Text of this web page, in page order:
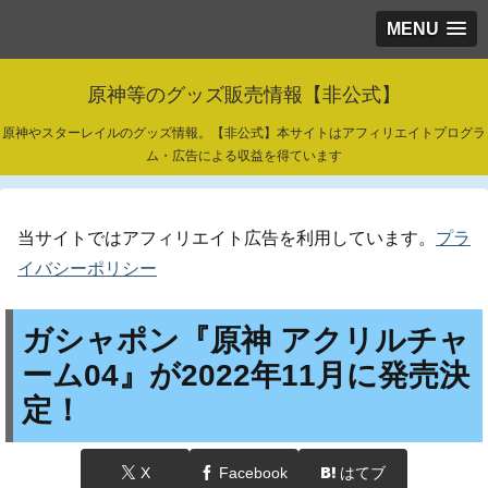
MENU
原神等のグッズ販売情報【非公式】
原神やスターレイルのグッズ情報。【非公式】本サイトはアフィリエイトプログラ
ム・広告による収益を得ています
当サイトではアフィリエイト広告を利用しています。 プラ
イバシーポリシー
ガシャポン『原神 アクリルチャ
ーム04』が2022年11月に発売決
定！
X Facebook はてブ